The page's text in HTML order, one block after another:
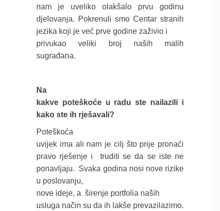
nam je uveliko olakšalo prvu godinu
djelovanja. Pokrenuli smo Centar stranih
jezika koji je već prve godine zaživio i
privukao veliki broj naših malih
sugrađana.
Na
kakve poteškoće u radu ste nailazili i
kako ste ih rješavali?
Poteškoća
uvijek ima ali nam je cilj što prije pronaći
pravo rješenje i
truditi se da se iste ne
ponavljaju. Svaka godina nosi nove rizike
u poslovanju,
nove ideje, a širenje portfolia naših
usluga način su da ih lakše prevazilazimo.